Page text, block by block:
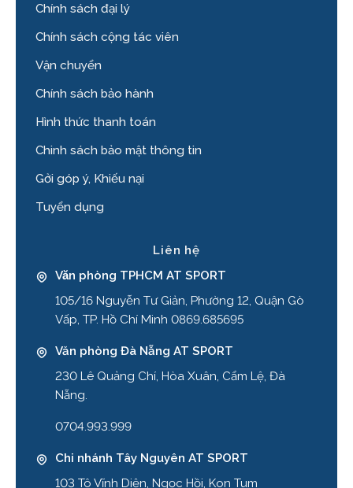
Chính sách đại lý
Chính sách cộng tác viên
Vận chuyển
Chính sách bảo hành
Hình thức thanh toán
Chinh sách bảo mật thông tin
Gởi góp ý, Khiếu nại
Tuyển dụng
Liên hệ
Văn phòng TPHCM AT SPORT
105/16 Nguyễn Tư Giản, Phường 12, Quận Gò
Vấp, TP. Hồ Chí Minh 0869.685695
Văn phòng Đà Nẵng AT SPORT
230 Lê Quảng Chí, Hòa Xuân, Cẩm Lệ, Đà
Nẵng.
0704.993.999
Chi nhánh Tây Nguyên AT SPORT
103 Tô Vĩnh Diện, Ngọc Hồi, Kon Tum